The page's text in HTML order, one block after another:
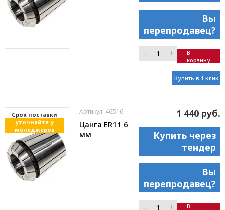
Вы
перепродавец?
– +
В
корзину
Купить в 1 клик
Cрок поставки
уточняйте у
менеджеров
Артикул: 46516
Цанга ER11 6
мм
1 440 руб.
Купить через
тендер
Вы
перепродавец?
– +
В